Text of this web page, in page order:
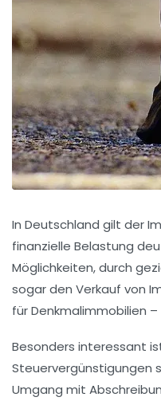
In Deutschland gilt der
finanzielle Belastung
Möglichkeiten, durch
sogar den Verkauf von
für Denkmalimmobilien
Besonders interessant
Steuervergünstigungen
Umgang mit